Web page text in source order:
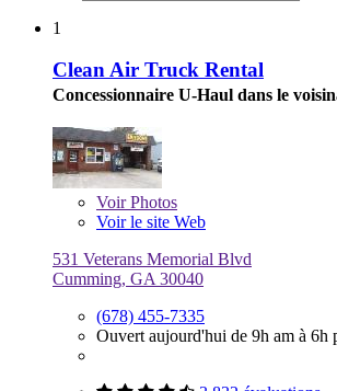
1
Clean Air Truck Rental
Concessionnaire U-Haul dans le
VoirPhotos
Voir le site Web
531 Veterans Memorial Blvd
Cumming, GA 30040
(678) 455-7335
Ouvert aujourd'hui de 9h am à 6h